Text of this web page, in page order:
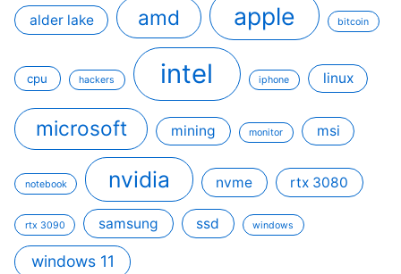
alder lake amd apple bitcoin
cpu hackers intel iphone linux
microsoft mining monitor msi
notebook nvidia nvme rtx 3080
rtx 3090 samsung ssd windows
windows 11